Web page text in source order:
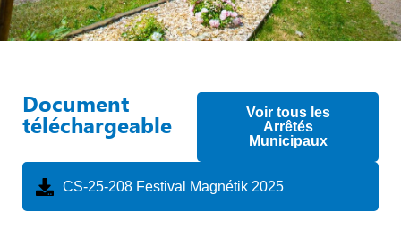
Document
téléchargeable
Voir tous les
Arrêtés
Municipaux
CS-25-208 Festival Magnétik 2025